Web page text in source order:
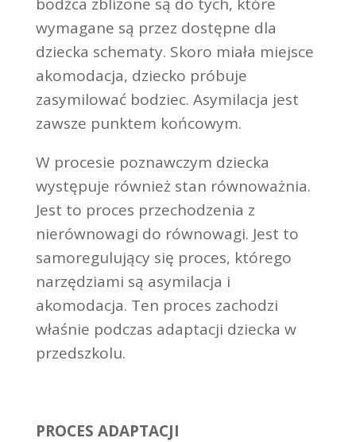
wymagane są przez dostępne dla
dziecka schematy. Skoro miała miejsce
akomodacja, dziecko próbuje
zasymilować bodziec. Asymilacja jest
zawsze punktem końcowym.
W procesie poznawczym dziecka
występuje również stan równoważnia.
Jest to proces przechodzenia z
nierównowagi do równowagi. Jest to
samoregulujący się proces, którego
narzędziami są asymilacja i
akomodacja. Ten proces zachodzi
właśnie podczas adaptacji dziecka w
przedszkolu.
PROCES ADAPTACJI